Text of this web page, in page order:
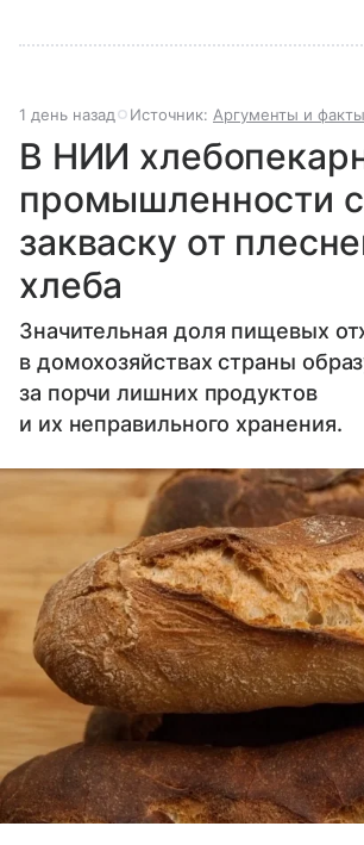
1 день назад Источник: Аргументы и факты
В НИИ
промышленности
закваску от
хлеба
Значительная доля пищевых
в домохозяйствах страны
за порчи лишних продуктов
и их неправильного хранения.